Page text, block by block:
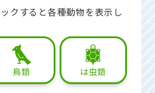
クすると各種動物を表示し
鳥類 は虫類